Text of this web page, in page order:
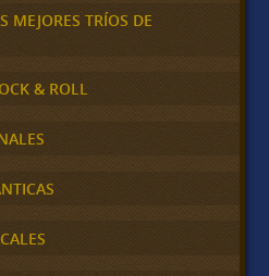
MEJORES TRÍOS DE
& ROLL